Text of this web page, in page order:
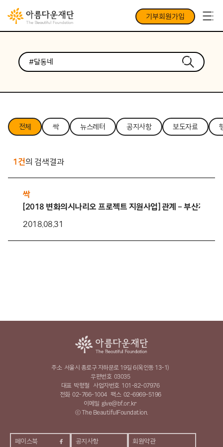
기부회원가입
전체 싹 뉴스레터 공지사항 보도자료
1건의 검색결과
싹
[2018 변화의시나리오 프로젝트 지원사업] 관계 – 부산지역 쪽
2018.08.31
페이스북 공지사항 회원약관
주소 서울시 종로구 자하문로 19길 6(옥인동 13-1)
우편번호 03035
대표 박형철 사업자번호 101-82-07976
전화 02-766-1004 팩스 02-6969-5196
이메일 give@bf.or.kr
ⓒ The BeautifulFoundation.